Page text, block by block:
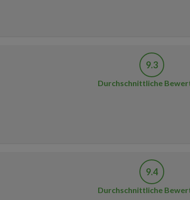
9.3
Durchschnittliche
9.4
Durchschnittliche